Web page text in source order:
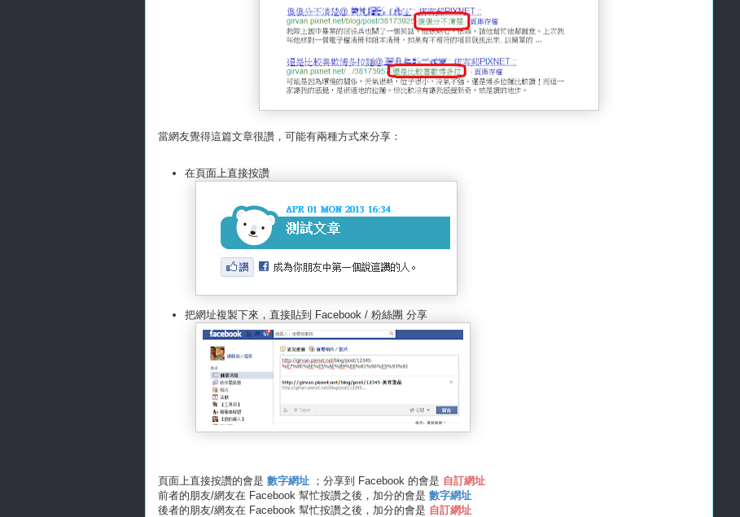
當網友覺得這篇文章很讚，可能有兩種方式來分享：
在頁面上直接按讚
把網址複製下來，直接貼到 Facebook / 粉絲團 分享
頁面上直接按讚的會是 數字網址 ；分享到 Facebook 的會是 自訂網址
前者的朋友/網友在 Facebook 幫忙按讚之後，加分的會是 數字網址
後者的朋友/網友在 Facebook 幫忙按讚之後，加分的會是 自訂網址